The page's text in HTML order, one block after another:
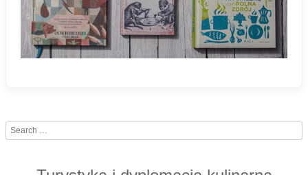
Search